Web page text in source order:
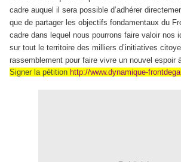
cadre auquel il sera possible d’adhérer
que de partager les objectifs fondamentaux du
cadre dans lequel nous pourrons faire valoir nos
sur tout le territoire des milliers d’initiatives
rassemblement pour faire vivre un nouvel espoir
Signer la pétition http://www.dynamique-